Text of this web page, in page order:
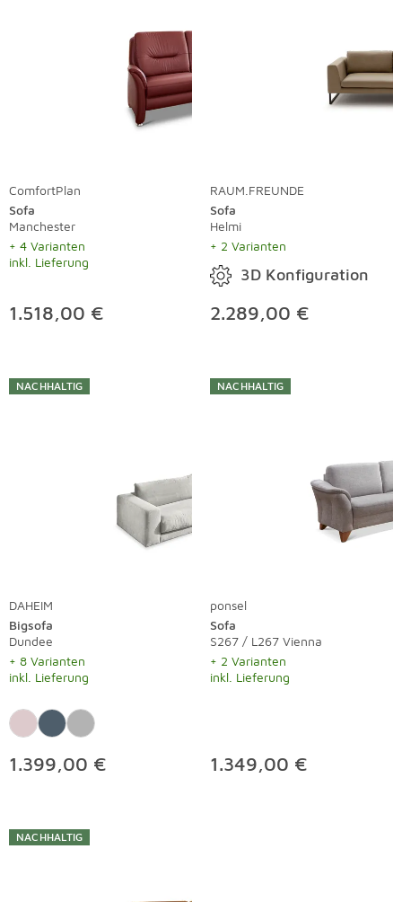
ComfortPlan
Sofa
Manchester
+ 4 Varianten
inkl. Lieferung
1.518,00 €
RAUM.FREUNDE
Sofa
Helmi
+ 2 Varianten
3D Konfiguration
2.289,00 €
NACHHALTIG
DAHEIM
Bigsofa
Dundee
+ 8 Varianten
inkl. Lieferung
1.399,00 €
NACHHALTIG
ponsel
Sofa
S267 / L267 Vienna
+ 2 Varianten
inkl. Lieferung
1.349,00 €
NACHHALTIG